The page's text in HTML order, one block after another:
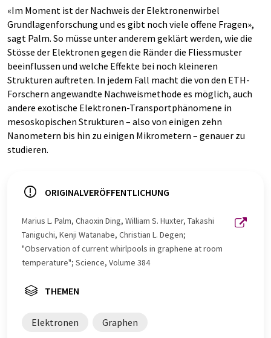
«Im Moment ist der Nachweis der Elektronenwirbel
Grundlagenforschung und es gibt noch viele offene Fragen»,
sagt Palm. So müsse unter anderem geklärt werden, wie die
Stösse der Elektronen gegen die Ränder die Fliessmuster
beeinflussen und welche Effekte bei noch kleineren
Strukturen auftreten. In jedem Fall macht die von den ETH-​
Forschern angewandte Nachweismethode es möglich, auch
andere exotische Elektronen-​Transportphänomene in
mesoskopischen Strukturen – also von einigen zehn
Nanometern bis hin zu einigen Mikrometern – genauer zu
studieren.
ORIGINALVERÖFFENTLICHUNG
Marius L. Palm, Chaoxin Ding, William S. Huxter, Takashi
Taniguchi, Kenji Watanabe, Christian L. Degen;
"Observation of current whirlpools in graphene at room
temperature"; Science, Volume 384
THEMEN
Elektronen Graphen